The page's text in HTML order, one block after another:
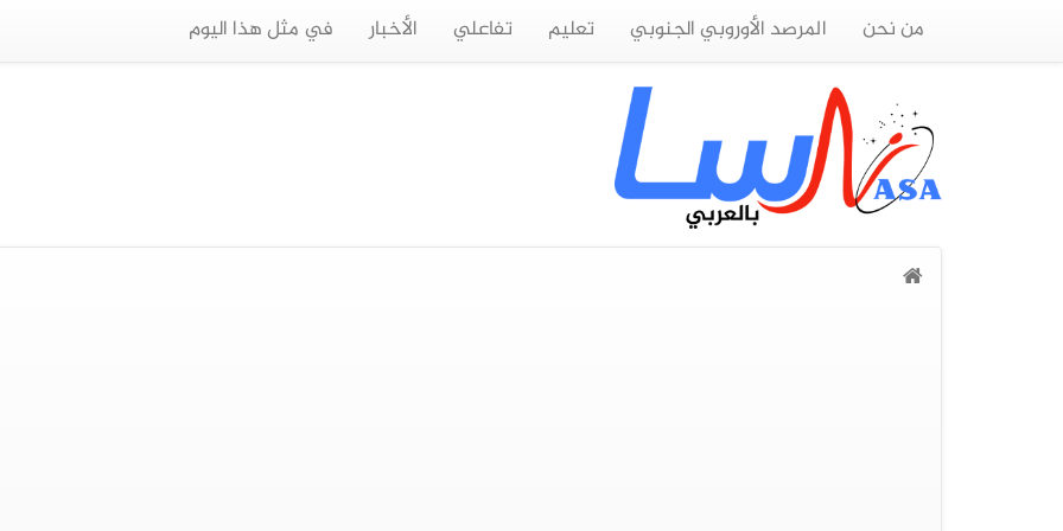
من نحن المرصد الأوروبي الجنوبي تعليم تفاعلي الأخبار في مثل هذا اليوم